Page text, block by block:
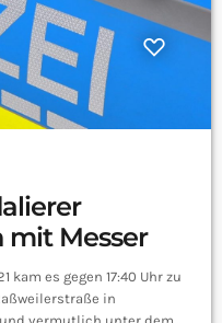
mit Messer
kam es gegen 17:40 Uhr zu
in